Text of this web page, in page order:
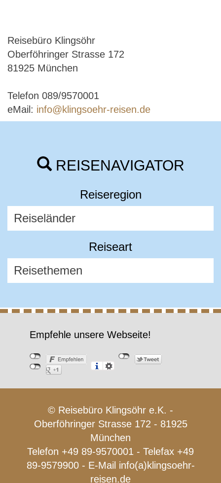
Reisebüro Klingsöhr
Oberföhringer Strasse 172
81925 München
Telefon 089/9570001
eMail: info@klingsoehr-reisen.de
REISENAVIGATOR
Reiseregion
Reiseart
Empfehle unsere Webseite!
© Reisebüro Klingsöhr e.K. -
Oberföhringer Strasse 172 - 81925
München
Telefon +49 89-9570001 - Telefax +49
89-9579900 - E-Mail info(a)klingsoehr-
reisen.de